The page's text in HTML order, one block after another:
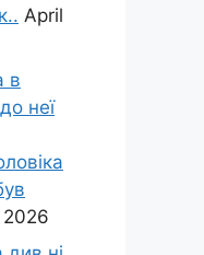
April
в
неї
2026